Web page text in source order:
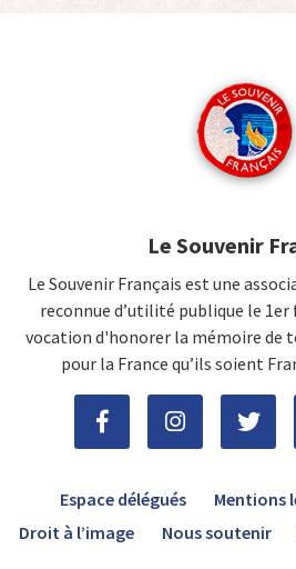
Le Souvenir
Le Souvenir Français est une
reconnue d’utilité publique le 1er
vocation d'honorer la mémoire de
pour la France qu’ils soient
Espace délégués Mentions
Droit à l’image
Nous soutenir